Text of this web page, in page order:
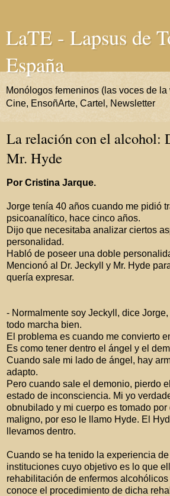
LaTE - Lapsus de
España
Monólogos femeninos (las voces de la
Cine, EnsoñArte, Cartel, Newsletter
La relación con el alcohol:
Mr. Hyde
Por Cristina Jarque.
Jorge tenía 40 años cuando me pidió
psicoanalítico, hace cinco años.
Dijo que necesitaba analizar ciertos
personalidad.
Habló de poseer una doble
Mencionó al Dr. Jeckyll y Mr. Hyde
quería expresar.
- Normalmente soy Jeckyll, dice Jorge,
todo marcha bien.
El problema es cuando me convierto
Es como tener dentro el ángel y el
Cuando sale mi lado de ángel, hay
adapto.
Pero cuando sale el demonio, pierdo
estado de inconsciencia. Mi yo
obnubilado y mi cuerpo es tomado por
maligno, por eso le llamo Hyde. El
llevamos dentro.
Cuando se ha tenido la experiencia
instituciones cuyo objetivo es lo que
rehabilitación de enfermos
conoce el procedimiento de dicha